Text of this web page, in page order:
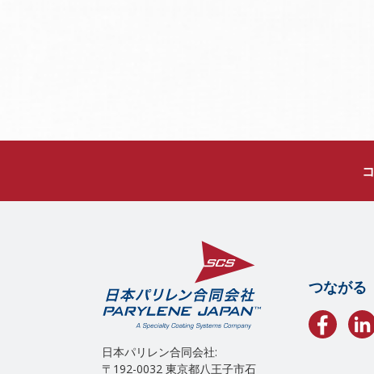
日本パリレン合同会社:
〒192-0032 東京都八王子市石
つながる